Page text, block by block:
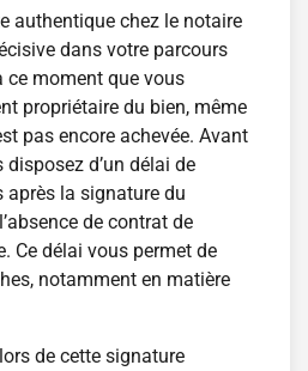
authentique chez le notaire
dans votre parcours
ce moment que vous
propriétaire du bien, même
pas encore achevée. Avant
d’un délai de
après la signature du
de contrat de
Ce délai vous permet de
notamment en matière
de cette signature